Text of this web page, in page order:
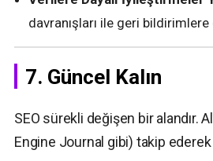
davranışları ile geri
7. Güncel Kalın
SEO sürekli değişen bir alandır.
Engine Journal gibi) takip